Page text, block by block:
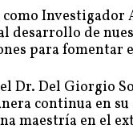
desarrollo de
para fomentar
Dr. Del Giorgio
continua en
maestría en el